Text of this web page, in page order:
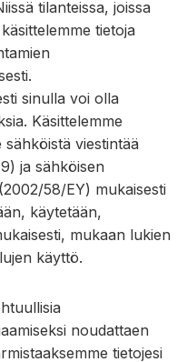
tilanteissa, joissa
tietoja
sinulla voi olla
Käsittelemme
viestintää
ja sähköisen
58/EY) mukaisesti
käytetään,
mukaan lukien
käyttö.
noudattaen
tietojesi